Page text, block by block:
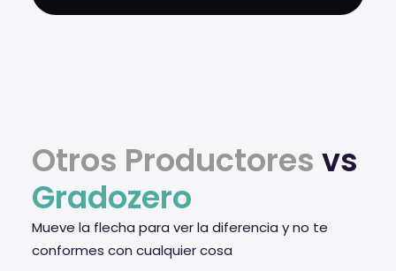
Otros Productores vs
Gradozero
Mueve la flecha para ver la diferencia y no te
conformes con cualquier cosa